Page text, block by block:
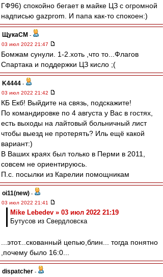
ГФ96) спокойно бегает в майке ЦЗ с огромной
надписью gazprom. И папа как-то спокоен:)
ЩукаСМ -
03 июл 2022 21:47
Бомжам сунули. 1-2.хоть ,что то...Флагов
Спартака и поддержки ЦЗ кисло ;(
K4444 -
03 июл 2022 21:42
КБ Екб! Выйдите на связь, подскажите!
По командировке по 4 августа у Вас в гостях,
есть выходы на лайтовый больничный лист
чтобы выезд не протерять? Иль ещё какой
вариант:)
В Ваших краях был только в Перми в 2011,
совсем не ориентируюсь.
П.с. посылки из Карелии помощникам
oi11(new) -
03 июл 2022 21:41
Mike Lebedev » 03 июл 2022 21:19
Бутусов из Свердловска
...этот...скованный цепью,блин... тогда понятно
,почему было 16:0...
dispatcher -